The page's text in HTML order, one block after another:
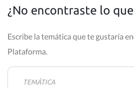
¿No encontraste lo
Escribe la temática que te gustaría
Plataforma.